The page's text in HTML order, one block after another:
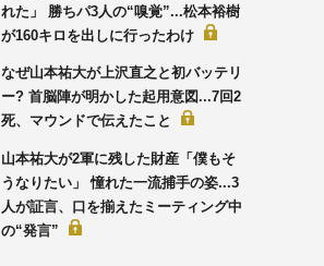
れた」 勝ちパ3人の“嗅覚”...松本裕樹
が160キロを出しに行ったわけ
なぜ山本祐大が上沢直之と初バッテリ
ー? 首脳陣が明かした起用意図...7回2
死、マウンドで伝えたこと
山本祐大が2軍に残した財産「僕もそ
うなりたい」 憧れた一流捕手の姿...3
人が証言、口を揃えたミーティング中
の“発言”